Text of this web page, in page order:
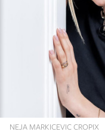
NEJA MARKICEVIC CROPIX